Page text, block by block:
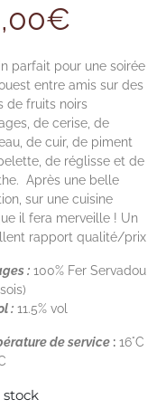
€
parfait pour une soirée
entre amis sur des
de fruits noirs
de cerise, de
de cuir, de piment
de réglisse et de
Après une belle
sur une cuisine
il fera merveille ! Un
rapport qualité/prix
: 100% Fer Servadou
: 11.5% vol
de service : 16°C
stock